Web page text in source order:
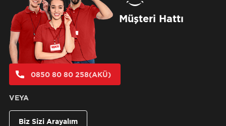
Müşteri Hattı
0850 80 80 258(AKÜ)
VEYA
Biz Sizi Arayalım